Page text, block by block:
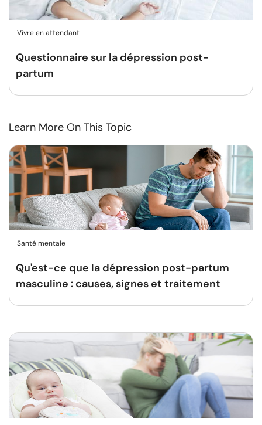
Vivre en attendant
Questionnaire sur la dépression post-
partum
Learn More On This Topic
Santé mentale
Qu'est-ce que la dépression post-partum
masculine : causes, signes et traitement